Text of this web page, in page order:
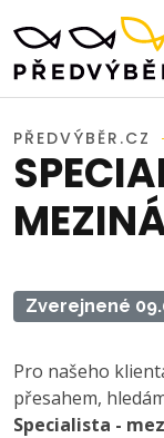
PŘEDVÝBĚR.CZ
Zverejnené
Pro našeho
přesahem,
Specialista -